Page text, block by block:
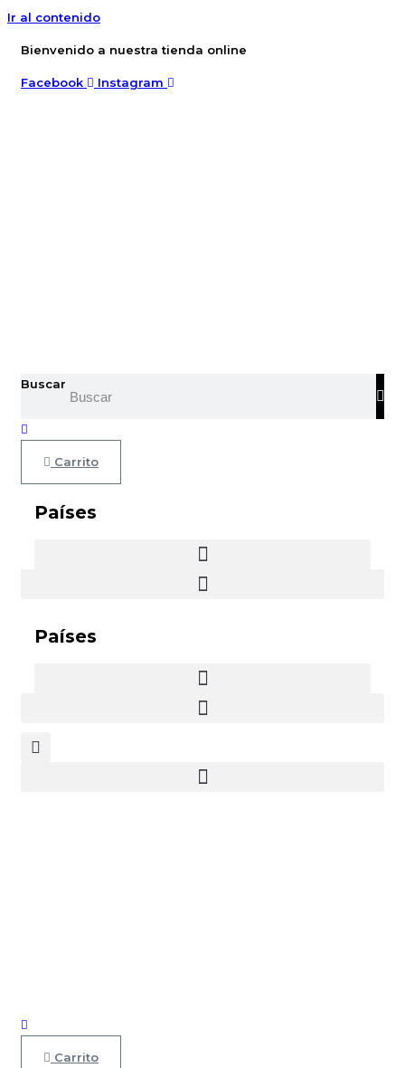
Ir al contenido
Bienvenido a nuestra tienda online
Facebook Instagram
Buscar
Carrito
Países
Países
Carrito